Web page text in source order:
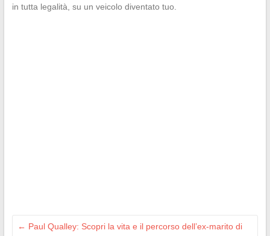
in tutta legalità, su un veicolo diventato tuo.
← Paul Qualley: Scopri la vita e il percorso dell’ex-marito di